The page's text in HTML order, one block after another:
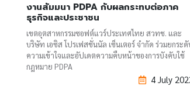
งานสัมมนา PDPA กับผลกระทบต่อภาค
ธุรกิจและประชาชน
เขตอุตสาหกรรมซอฟต์แวร์ประเทศไทย สวทช. และ
บริษัท เอซิส โปรเฟสชั่นนัล เซ็นเตอร์ จำกัด ร่วมยกระดั
ความเข้าใจและอัปเดตความคืบหน้าของการบังคับใช้
กฎหมาย PDPA
4 July